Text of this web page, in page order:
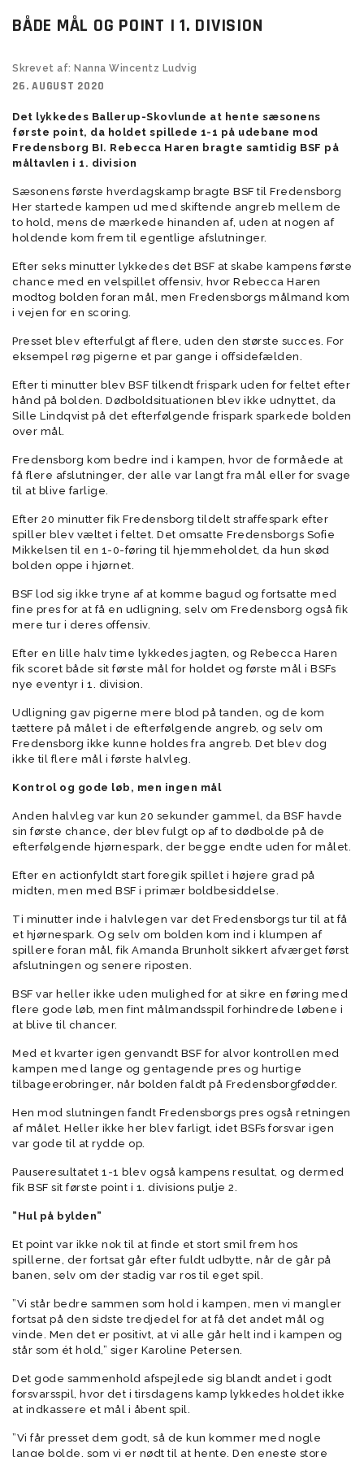
BÅDE MÅL OG POINT I 1. DIVISION
Skrevet af: Nanna Wincentz Ludvig
26. AUGUST 2020
Det lykkedes Ballerup-Skovlunde at hente sæsonens
første point, da holdet spillede 1-1 på udebane mod
Fredensborg BI. Rebecca Haren bragte samtidig BSF på
måltavlen i 1. division
Sæsonens første hverdagskamp bragte BSF til Fredensborg
Her startede kampen ud med skiftende angreb mellem de
to hold, mens de mærkede hinanden af, uden at nogen af
holdende kom frem til egentlige afslutninger.
Efter seks minutter lykkedes det BSF at skabe kampens første
chance med en velspillet offensiv, hvor Rebecca Haren
modtog bolden foran mål, men Fredensborgs målmand kom
i vejen for en scoring.
Presset blev efterfulgt af flere, uden den største succes. For
eksempel røg pigerne et par gange i offsidefælden.
Efter ti minutter blev BSF tilkendt frispark uden for feltet efter
hånd på bolden. Dødboldsituationen blev ikke udnyttet, da
Sille Lindqvist på det efterfølgende frispark sparkede bolden
over mål.
Fredensborg kom bedre ind i kampen, hvor de formåede at
få flere afslutninger, der alle var langt fra mål eller for svage
til at blive farlige.
Efter 20 minutter fik Fredensborg tildelt straffespark efter
spiller blev væltet i feltet. Det omsatte Fredensborgs Sofie
Mikkelsen til en 1-0-føring til hjemmeholdet, da hun skød
bolden oppe i hjørnet.
BSF lod sig ikke tryne af at komme bagud og fortsatte med
fine pres for at få en udligning, selv om Fredensborg også fik
mere tur i deres offensiv.
Efter en lille halv time lykkedes jagten, og Rebecca Haren
fik scoret både sit første mål for holdet og første mål i BSFs
nye eventyr i 1. division.
Udligning gav pigerne mere blod på tanden, og de kom
tættere på målet i de efterfølgende angreb, og selv om
Fredensborg ikke kunne holdes fra angreb. Det blev dog
ikke til flere mål i første halvleg.
Kontrol og gode løb, men ingen mål
Anden halvleg var kun 20 sekunder gammel, da BSF havde
sin første chance, der blev fulgt op af to dødbolde på de
efterfølgende hjørnespark, der begge endte uden for målet.
Efter en actionfyldt start foregik spillet i højere grad på
midten, men med BSF i primær boldbesiddelse.
Ti minutter inde i halvlegen var det Fredensborgs tur til at få
et hjørnespark. Og selv om bolden kom ind i klumpen af
spillere foran mål, fik Amanda Brunholt sikkert afværget først
afslutningen og senere riposten.
BSF var heller ikke uden mulighed for at sikre en føring med
flere gode løb, men fint målmandsspil forhindrede løbene i
at blive til chancer.
Med et kvarter igen genvandt BSF for alvor kontrollen med
kampen med lange og gentagende pres og hurtige
tilbageerobringer, når bolden faldt på Fredensborgfødder.
Hen mod slutningen fandt Fredensborgs pres også retningen
af målet. Heller ikke her blev farligt, idet BSFs forsvar igen
var gode til at rydde op.
Pauseresultatet 1-1 blev også kampens resultat, og dermed
fik BSF sit første point i 1. divisions pulje 2.
”Hul på bylden”
Et point var ikke nok til at finde et stort smil frem hos
spillerne, der fortsat går efter fuldt udbytte, når de går på
banen, selv om der stadig var ros til eget spil.
”Vi står bedre sammen som hold i kampen, men vi mangler
fortsat på den sidste tredjedel for at få det andet mål og
vinde. Men det er positivt, at vi alle går helt ind i kampen og
står som ét hold,” siger Karoline Petersen.
Det gode sammenhold afspejlede sig blandt andet i godt
forsvarsspil, hvor det i tirsdagens kamp lykkedes holdet ikke
at indkassere et mål i åbent spil.
”Vi får presset dem godt, så de kun kommer med nogle
lange bolde, som vi er nødt til at hente. Den eneste store